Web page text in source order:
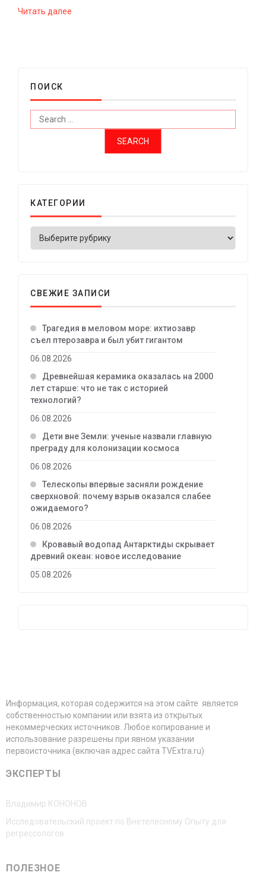
Читать далее
ПОИСК
КАТЕГОРИИ
СВЕЖИЕ ЗАПИСИ
Трагедия в меловом море: ихтиозавр
съел птерозавра и был убит гигантом
06.08.2026
Древнейшая керамика оказалась на 2000
лет старше: что не так с историей
технологий?
06.08.2026
Дети вне Земли: ученые назвали главную
преграду для колонизации космоса
06.08.2026
Телескопы впервые засняли рождение
сверхновой: почему взрыв оказался слабее
ожидаемого?
06.08.2026
Кровавый водопад Антарктиды скрывает
древний океан: новое исследование
05.08.2026
Информация, которая содержится на этом сайте является
собственностью компании или взята из открытых
некоммерческих источников. Любое копирование и
использование разрешены при явном указании
первоисточника (включая адрес сайта TVExtra.ru)
ЭКСПЕРТЫ
Владимир КОНОНОВ
Исследовательский проект по Внетелесному Опыту для
регрессологов
ПОЛЕЗНОЕ